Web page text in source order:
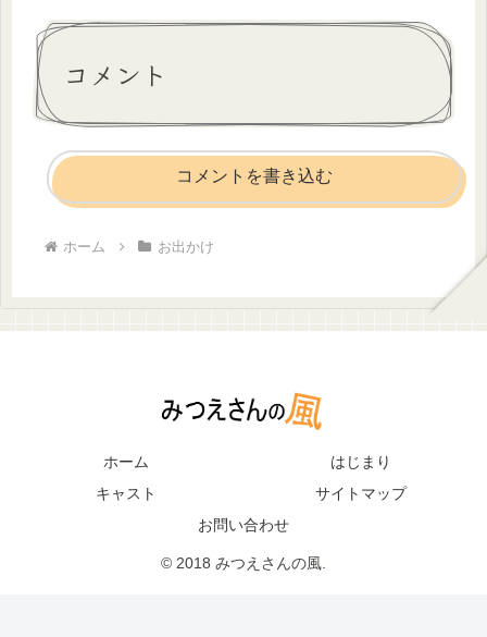
コメント
コメントを書き込む
ホーム お出かけ
ホーム
はじまり
キャスト
サイトマップ
お問い合わせ
© 2018 みつえさんの風.